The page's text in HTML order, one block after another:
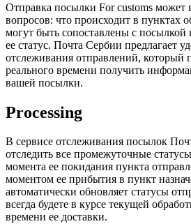
Отправка посылки For customs может
вопросов: что происходит в пунктах
могут быть сопоставлены с посылкой
ее статус. Почта Сербии предлагает
отслеживания отправлений, который
реального времени получить
вашей посылки.
Processing
В сервисе отслеживания посылок
отследить все промежуточные
момента ее покидания пункта
моментом ее прибытия в пункт
автоматически обновляет статусы
всегда будете в курсе текущей
времени ее доставки.